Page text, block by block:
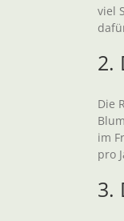
viel
2.
Die
im
pro
3.